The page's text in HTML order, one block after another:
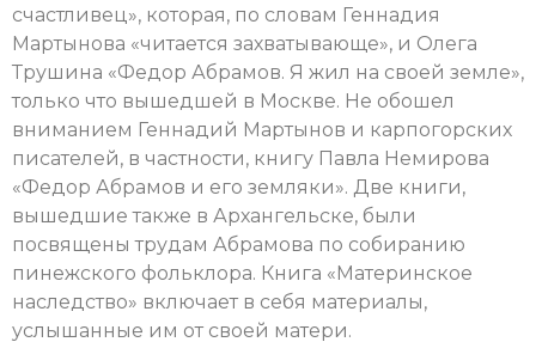
счастливец», которая, по словам Геннадия
Мартынова «читается захватывающе», и Олега
Трушина «Федор Абрамов. Я жил на своей земле»,
только что вышедшей в Москве. Не обошел
вниманием Геннадий Мартынов и карпогорских
писателей, в частности, книгу Павла Немирова
«Федор Абрамов и его земляки». Две книги,
вышедшие также в Архангельске, были
посвящены трудам Абрамова по собиранию
пинежского фольклора. Книга «Материнское
наследство» включает в себя материалы,
услышанные им от своей матери.